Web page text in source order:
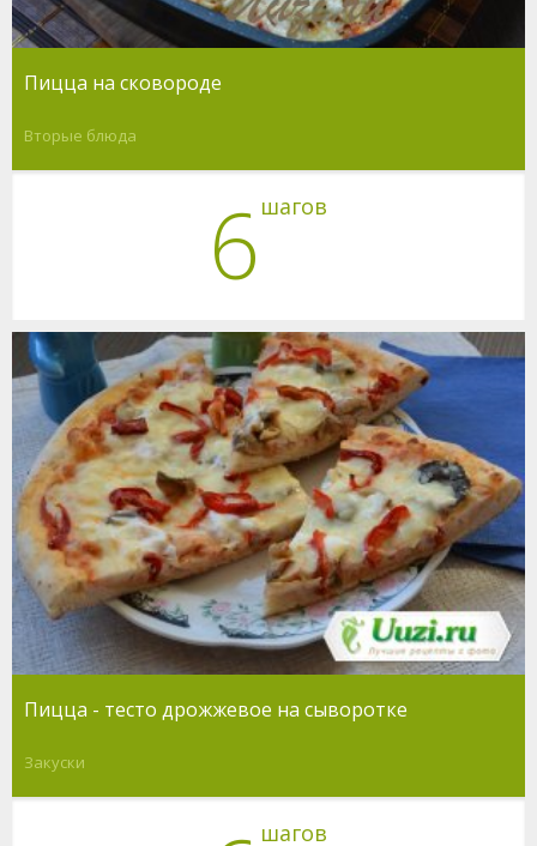
Пицца на сковороде
Вторые блюда
6 шагов
Пицца - тесто дрожжевое на сыворотке
Закуски
шагов